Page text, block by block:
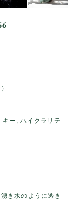
ー, ハイクラリテ
き水のように透き